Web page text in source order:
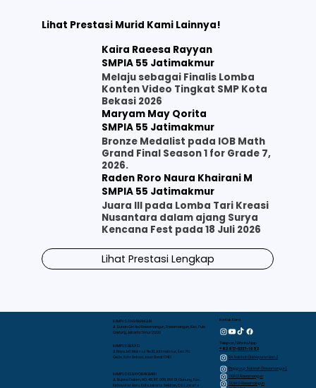
Lihat Prestasi Murid Kami Lainnya!
Kaira Raeesa Rayyan
SMPIA 55 Jatimakmur
Melaju sebagai Finalis Lomba
Konten Video Tingkat SMP Kota
Bekasi 2026
Maryam May Qorita
SMPIA 55 Jatimakmur
Bronze Medalist pada IOB Math
Grand Final Season 1 for Grade 7,
2026.
Raden Roro Naura Khairani M
SMPIA 55 Jatimakmur
Juara III pada Lomba Tari Kreasi
Nusantara dalam ajang Surya
Kencana Fest pada 18 Juli 2026
Lihat Prestasi Lengkap
KAMPUS RAWAMANGUN
Jl. Sunan Giri No.1 Rawamangun, Rawamangun, Kec. Pulo
Gadung, Jakarta Timur 13220
KAMPUS BEKASI
Jl. Raya Jati Makmur No.10, Jatimakmur, Kec. Pd.
Gede, Kota Bekasi, Jawa Barat 17413
KAMPUS KEBAYORAN BARU
JL. Bujana Dalam, NO. 48, RT. 009, RW. 01, Gunung, Kec.
Kebayoran Baru, Kota Jakarta Selatan, D.K.I. Jakarta
Kontak Kami
Telepon/WhatsApp
+62 817-0337-1952
RA Sakinah (Kebayoran Baru)
Playgroup Sakinah (Rawamangun)
TKIA 13 Rawamangun
SDIA 13 Rawamangun